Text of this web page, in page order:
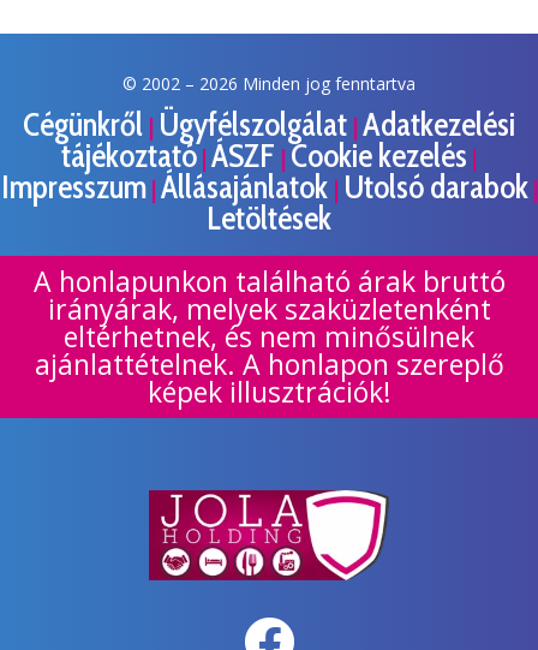
© 2002 – 2026 Minden jog fenntartva
Cégünkről | Ügyfélszolgálat | Adatkezelési
tájékoztató | ÁSZF | Cookie kezelés |
Impresszum| Állásajánlatok | Utolsó darabok|
Letöltések
A honlapunkon található árak bruttó
irányárak, melyek szaküzletenként
eltérhetnek, és nem minősülnek
ajánlattételnek. A honlapon szereplő
képek illusztrációk!